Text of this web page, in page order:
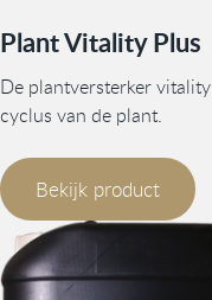
Plant Vitality Plus
De plantversterker
cyclus van de plant.
Bekijk product